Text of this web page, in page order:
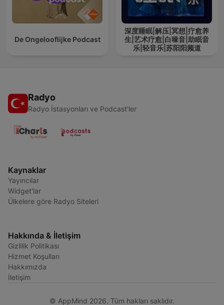
De Ongelooflijke Podcast
深度睡眠|解压|冥想|疗愈养
生|艺术疗愈|白噪音|助眠音
乐|轻音乐|苏阳阳频道
Radyo
Radyo İstasyonları ve Podcast'ler
Kaynaklar
Yayıncılar
Widget'lar
Ülkelere göre Radyo Siteleri
Hakkında & İletişim
Gizlilik Politikası
Hizmet Koşulları
Hakkımızda
İletişim
© AppMind 2026. Tüm hakları saklıdır.